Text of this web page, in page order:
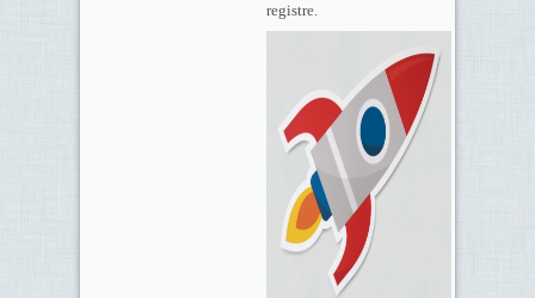
registre.